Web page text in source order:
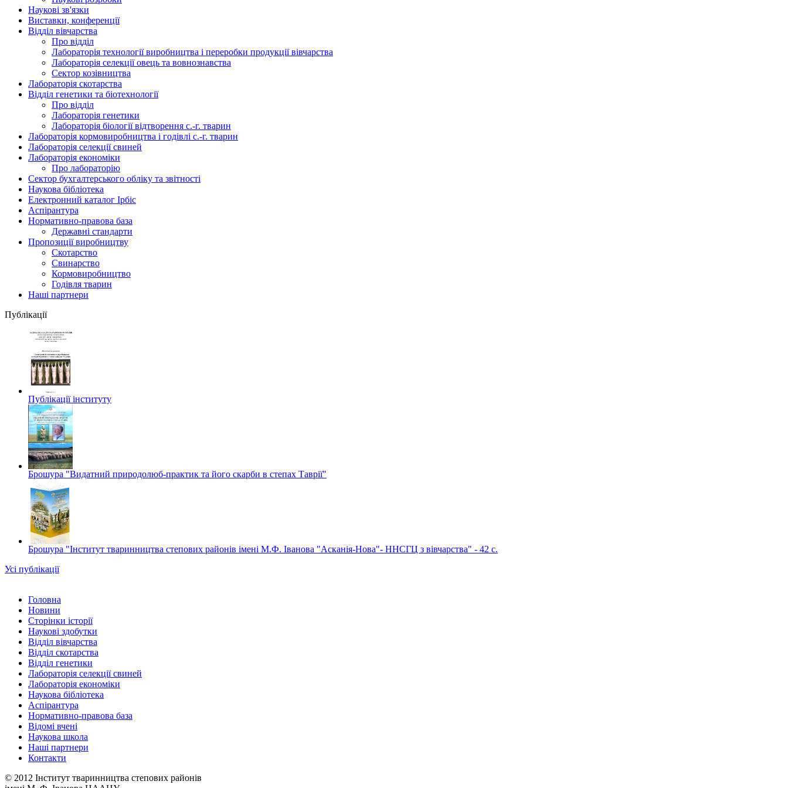
Наукові зв'язки
Виставки, конференції
Відділ вівчарства
Про відділ
Лабораторія технології виробництва і переробки продукції вівчарства
Лабораторія селекції овець та вовнознавства
Сектор козівництва
Лабораторія скотарства
Відділ генетики та біотехнології
Про відділ
Лабораторія генетики
Лабораторія біології відтворення с.-г. тварин
Лабораторія кормовиробництва і годівлі с.-г. тварин
Лабораторія селекції свиней
Лабораторія економіки
Про лабораторію
Сектор бухгалтерського обліку та звітності
Наукова бібліотека
Електронний каталог Iрбiс
Аспірантура
Нормативно-правова база
Державні стандарти
Пропозиції виробництву
Скотарство
Свинарство
Кормовиробництво
Годівля тварин
Наші партнери
Публікації
Публікації інституту
Брошура "Видатний природолюб-практик та його скарби в степах Таврії"
Брошура "Інститут тваринництва степових районів імені М.Ф. Іванова "Асканія-Нова"- ННСГЦ з вівчарства" - 42 c.
Усі публікації
Головна
Новини
Сторінки історії
Наукові здобутки
Відділ вівчарства
Відділ скотарства
Відділ генетики
Лабораторія селекції свиней
Лабораторія економіки
Наукова бібліотека
Аспірантура
Нормативно-правова база
Відомі вчені
Наукова школа
Наші партнери
Контакти
© 2012 Інститут тваринництва степових районів